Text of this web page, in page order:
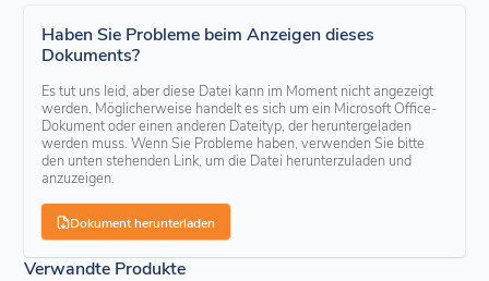
Haben Sie Probleme beim Anzeigen dieses
Dokuments?
Es tut uns leid, aber diese Datei kann im Moment nicht angezeigt
werden. Möglicherweise handelt es sich um ein Microsoft Office-
Dokument oder einen anderen Dateityp, der heruntergeladen
werden muss. Wenn Sie Probleme haben, verwenden Sie bitte
den unten stehenden Link, um die Datei herunterzuladen und
anzuzeigen.
Dokument herunterladen
Verwandte Produkte